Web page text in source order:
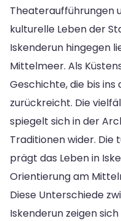
Theateraufführungen
kulturelle Leben der
Iskenderun hingegen
Mittelmeer. Als
Geschichte, die bis ins
zurückreicht. Die
spiegelt sich in der
Traditionen wider.
prägt das Leben in
Orientierung am
Diese Unterschiede
Iskenderun zeigen